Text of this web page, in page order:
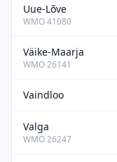
Uue-Lõve
WMO41080
Väike-Maarja
WMO26141
Vaindloo
Valga
WMO26247